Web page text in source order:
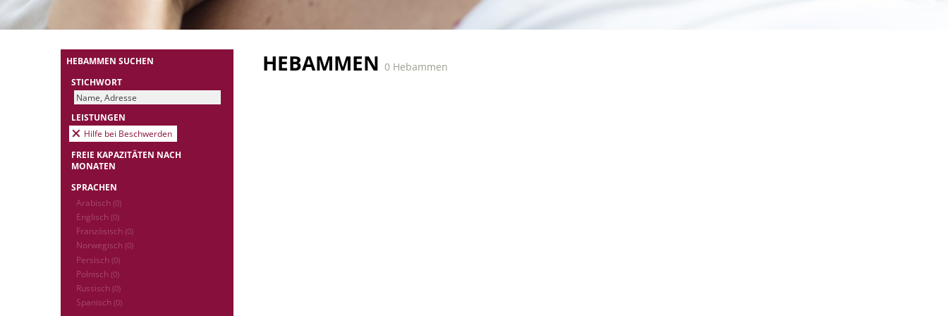
HEBAMMEN SUCHEN
STICHWORT
LEISTUNGEN
Hilfe bei Beschwerden
FREIE KAPAZITÄTEN NACH
MONATEN
SPRACHEN
Arabisch (0)
Englisch (0)
Französisch (0)
Norwegisch (0)
Persisch (0)
Polnisch (0)
Russisch (0)
Spanisch (0)
HEBAMMEN 0 Hebammen